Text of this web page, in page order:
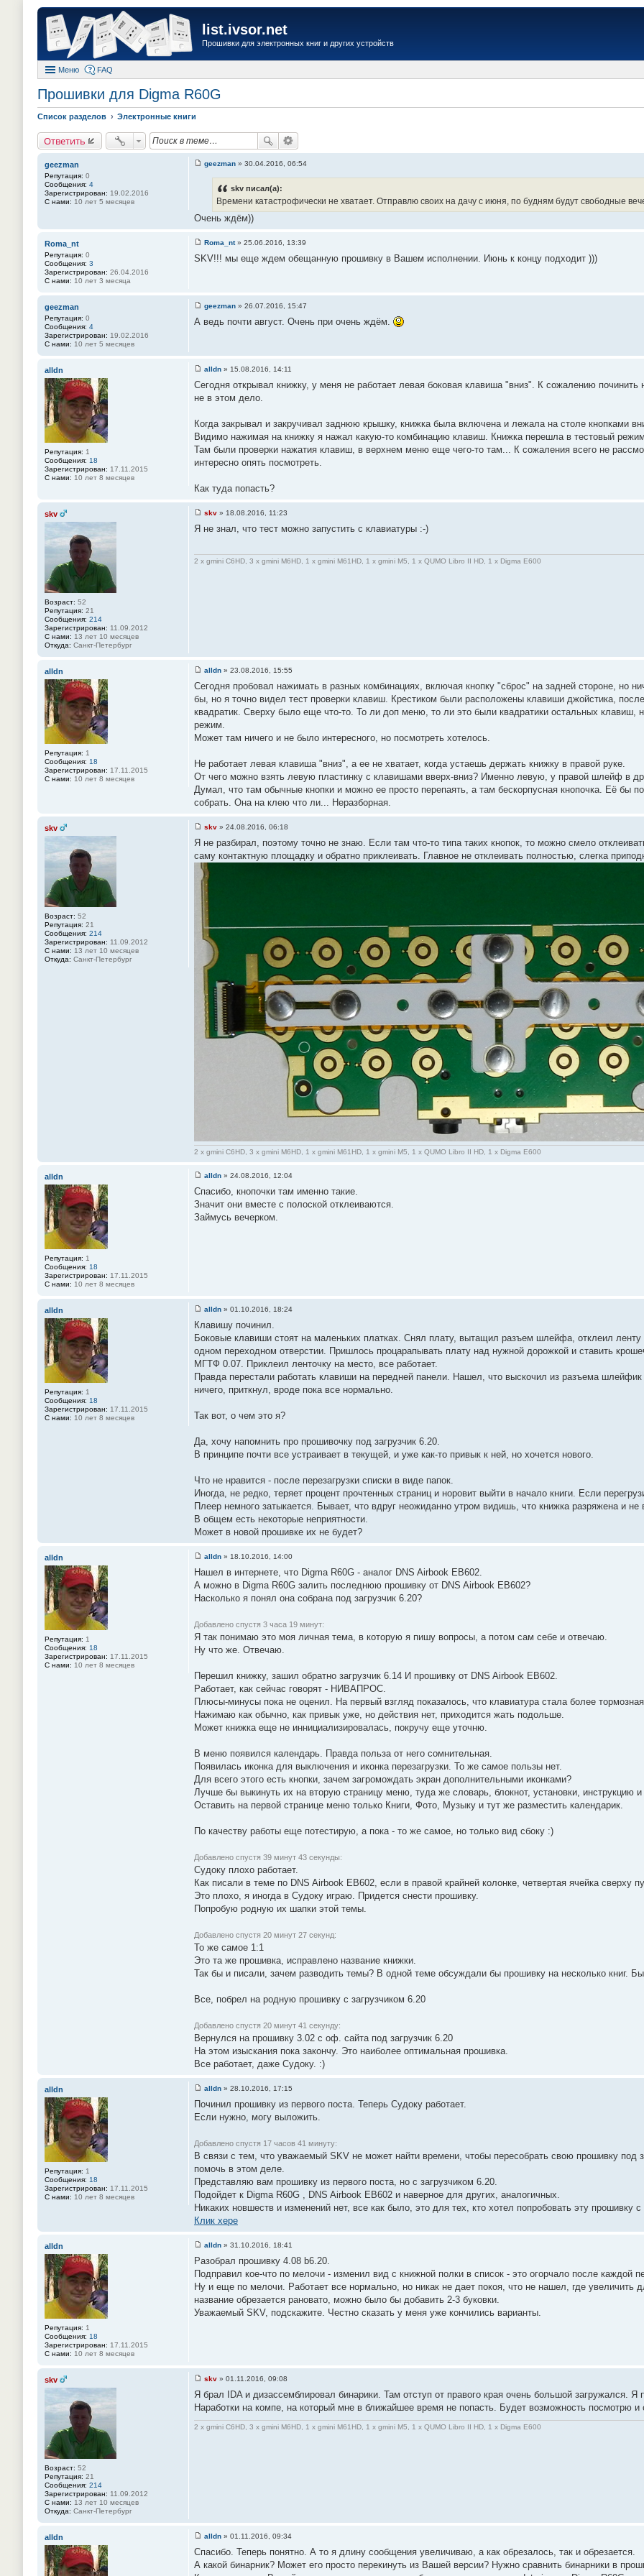
list.ivsor.net
Прошивки для электронных книг и других устройств
Меню FAQ
Прошивки для Digma R60G
Список разделов Электронные книги
Ответить
geezman
Репутация: 0
Сообщения: 4
Зарегистрирован: 19.02.2016
С нами: 10 лет 5 месяцев
С
н
и
е
#
8
geezman » 30.04.2016, 06:54
skv писал(а):
Времени катастрофически не хватает. Отправлю своих на дачу с июня, по будням будут свободные
Очень ждём))
Roma_nt
Репутация: 0
Сообщения: 3
Зарегистрирован: 26.04.2016
С нами: 10 лет 3 месяца
о
и
е
#
Roma_nt» 25.06.2016, 13:39
SKV!!! мы еще ждем обещанную прошивку в Вашем исполнении. Июнь к концу подходит )))
geezman
Репутация: 0
Сообщения: 4
Зарегистрирован: 19.02.2016
С нами: 10 лет 5 месяцев
С
о
е
и
е
#
8
geezman » 26.07.2016, 15:47
А ведь почти август. Очень при очень ждём.
alldn
Репутация: 1
Сообщения: 18
Зарегистрирован: 17.11.2015
С нами: 10 лет 8 месяцев
о
б
н
и
е
#
8
alldn » 15.08.2016, 14:11
Сегодня открывал книжку, у меня не работает левая боковая клавиша "вниз". К сожалению
не в этом дело.
Когда закрывал и закручивал заднюю крышку, книжка была включена и лежала на столе кнопками
Видимо нажимая на книжку я нажал какую-то комбинацию клавиш. Книжка перешла в тестовый
Там были проверки нажатия клавиш, в верхнем меню еще чего-то там... К сожаления всего не
интересно опять посмотреть.
Как туда попасть?
skv
Возраст: 52
Репутация: 21
Сообщения: 214
Зарегистрирован: 11.09.2012
С нами: 13 лет 10 месяцев
Откуда: Санкт-Петербург
о
щ
е
skv » 18.08.2016, 11:23
Я не знал, что тест можно запустить с клавиатуры :-)
2 x gmini C6HD, 3 x gmini M6HD, 1 x gmini M61HD, 1 x gmini M5, 1 x QUMO Libro II HD, 1 x Digma E600
alldn
Репутация: 1
Сообщения: 18
Зарегистрирован: 17.11.2015
С нами: 10 лет 8 месяцев
о
б
щ
н
и
8
alldn » 23.08.2016, 15:55
Сегодня пробовал нажимать в разных комбинациях, включая кнопку "сброс" на задней стороне, но
бы, но я точно видел тест проверки клавиш. Крестиком были расположены клавиши джойстика,
квадратик. Сверху было еще что-то. То ли доп меню, то ли это были квадратики остальных клавиш,
режим.
Может там ничего и не было интересного, но посмотреть хотелось.
Не работает левая клавиша "вниз", а ее не хватает, когда устаешь держать книжку в правой руке.
От чего можно взять левую пластинку с клавишами вверх-вниз? Именно левую, у правой шлейф в
Думал, что там обычные кнопки и можно ее просто перепаять, а там бескорпусная кнопочка. Её бы
собрать. Она на клею что ли... Неразборная.
skv
Возраст: 52
Репутация: 21
Сообщения: 214
Зарегистрирован: 11.09.2012
С нами: 13 лет 10 месяцев
Откуда: Санкт-Петербург
о
б
щ
е
н
е
7
skv » 24.08.2016, 06:18
Я не разбирал, поэтому точно не знаю. Если там что-то типа таких кнопок, то можно смело
саму контактную площадку и обратно приклеивать. Главное не отклеивать полностью, слегка
2 x gmini C6HD, 3 x gmini M6HD, 1 x gmini M61HD, 1 x gmini M5, 1 x QUMO Libro II HD, 1 x Digma E600
alldn
Репутация: 1
Сообщения: 18
Зарегистрирован: 17.11.2015
С нами: 10 лет 8 месяцев
о
б
щ
alldn » 24.08.2016, 12:04
Спасибо, кнопочки там именно такие.
Значит они вместе с полоской отклеиваются.
Займусь вечерком.
alldn
Репутация: 1
Сообщения: 18
Зарегистрирован: 17.11.2015
С нами: 10 лет 8 месяцев
о
б
щ
е
н
и
#
alldn » 01.10.2016, 18:24
Клавишу починил.
Боковые клавиши стоят на маленьких платках. Снял плату, вытащил разъем шлейфа, отклеил
одном переходном отверстии. Пришлось процарапывать плату над нужной дорожкой и ставить
МГТФ 0.07. Приклеил ленточку на место, все работает.
Правда перестали работать клавиши на передней панели. Нашел, что выскочил из разъема
ничего, приткнул, вроде пока все нормально.
Так вот, о чем это я?
Да, хочу напомнить про прошивочку под загрузчик 6.20.
В принципе почти все устраивает в текущей, и уже как-то привык к ней, но хочется нового.
Что не нравится - после перезагрузки списки в виде папок.
Иногда, не редко, теряет процент прочтенных страниц и норовит выйти в начало книги. Если
Плеер немного затыкается. Бывает, что вдруг неожиданно утром видишь, что книжка разряжена и
В общем есть некоторые неприятности.
Может в новой прошивке их не будет?
alldn
Репутация: 1
Сообщения: 18
Зарегистрирован: 17.11.2015
С нами: 10 лет 8 месяцев
о
б
щ
и
#
9
0
alldn » 18.10.2016, 14:00
Нашел в интернете, что Digma R60G - аналог DNS Airbook EB602.
А можно в Digma R60G залить последнюю прошивку от DNS Airbook EB602?
Насколько я понял она собрана под загрузчик 6.20?
Добавлено спустя 3 часа 19 минут:
Я так понимаю это моя личная тема, в которую я пишу вопросы, а потом сам себе и отвечаю.
Ну что же. Отвечаю.
Перешил книжку, зашил обратно загрузчик 6.14 И прошивку от DNS Airbook EB602.
Работает, как сейчас говорят - НИВАПРОС.
Плюсы-минусы пока не оценил. На первый взгляд показалось, что клавиатура стала более
Нажимаю как обычно, как привык уже, но действия нет, приходится жать подольше.
Может книжка еще не иннициализировалась, покручу еще уточню.
В меню появился календарь. Правда польза от него сомнительная.
Появилась иконка для выключения и иконка перезагрузки. То же самое пользы нет.
Для всего этого есть кнопки, зачем загромождать экран дополнительными иконками?
Лучше бы выкинуть их на вторую страницу меню, туда же словарь, блокнот, установки, инструкцию
Оставить на первой странице меню только Книги, Фото, Музыку и тут же разместить календарик.
По качеству работы еще потестирую, а пока - то же самое, но только вид сбоку :)
Добавлено спустя 39 минут 43 секунды:
Судоку плохо работает.
Как писали в теме по DNS Airbook EB602, если в правой крайней колонке, четвертая ячейка сверху
Это плохо, я иногда в Судоку играю. Придется снести прошивку.
Попробую родную их шапки этой темы.
Добавлено спустя 20 минут 27 секунд:
То же самое 1:1
Это та же прошивка, исправлено название книжки.
Так бы и писали, зачем разводить темы? В одной теме обсуждали бы прошивку на несколько книг.
Все, побрел на родную прошивку с загрузчиком 6.20
Добавлено спустя 20 минут 41 секунду:
Вернулся на прошивку 3.02 с оф. сайта под загрузчик 6.20
На этом изыскания пока закончу. Это наиболее оптимальная прошивка.
Все работает, даже Судоку. :)
alldn
Репутация: 1
Сообщения: 18
Зарегистрирован: 17.11.2015
С нами: 10 лет 8 месяцев
о
б
н
и
#
9
alldn » 28.10.2016, 17:15
Починил прошивку из первого поста. Теперь Судоку работает.
Если нужно, могу выложить.
Добавлено спустя 17 часов 41 минуту:
В связи с тем, что уважаемый SKV не может найти времени, чтобы пересобрать свою прошивку под
помочь в этом деле.
Представляю вам прошивку из первого поста, но с загрузчиком 6.20.
Подойдет к Digma R60G , DNS Airbook EB602 и наверное для других, аналогичных.
Никаких новшеств и изменений нет, все как было, это для тех, кто хотел попробовать эту прошивку
Клик хере
alldn
Репутация: 1
Сообщения: 18
Зарегистрирован: 17.11.2015
С нами: 10 лет 8 месяцев
о
б
щ
е
н
и
alldn » 31.10.2016, 18:41
Разобрал прошивку 4.08 b6.20.
Подправил кое-что по мелочи - изменил вид с книжной полки в список - это огорчало после каждой
Ну и еще по мелочи. Работает все нормально, но никак не дает покоя, что не нашел, где увеличить
название обрезается рановато, можно было бы добавить 2-3 буковки.
Уважаемый SKV, подскажите. Честно сказать у меня уже кончились варианты.
skv
Возраст: 52
Репутация: 21
Сообщения: 214
Зарегистрирован: 11.09.2012
С нами: 13 лет 10 месяцев
Откуда: Санкт-Петербург
о
б
щ
е
skv » 01.11.2016, 09:08
Я брал IDA и дизассемблировал бинарики. Там отступ от правого края очень большой загружался. Я
Наработки на компе, на который мне в ближайшее время не попасть. Будет возможность посмотрю и
2 x gmini C6HD, 3 x gmini M6HD, 1 x gmini M61HD, 1 x gmini M5, 1 x QUMO Libro II HD, 1 x Digma E600
alldn
о
б
alldn » 01.11.2016, 09:34
Спасибо. Теперь понятно. А то я длину сообщения увеличиваю, а как обрезалось, так и обрезается.
А какой бинарник? Может его просто перекинуть из Вашей версии? Нужно сравнить бинарники в